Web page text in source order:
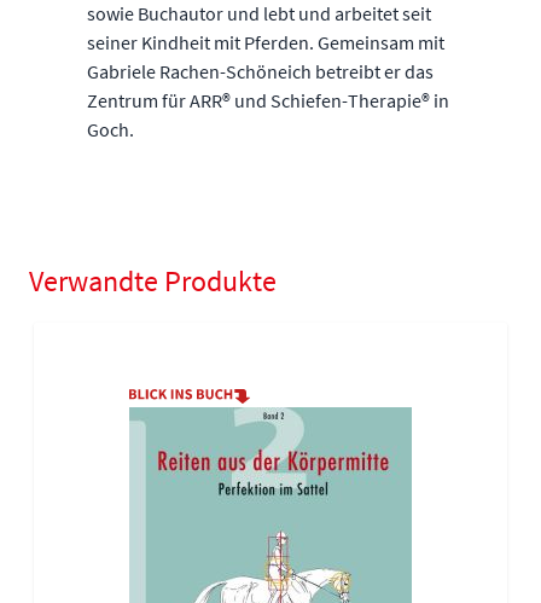
sowie Buchautor und lebt und arbeitet seit
seiner Kindheit mit Pferden. Gemeinsam mit
Gabriele Rachen-Schöneich betreibt er das
Zentrum für ARR® und Schiefen-Therapie® in
Goch.
Verwandte Produkte